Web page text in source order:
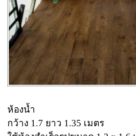
ห้องน้ำ
กว้าง 1.7 ยาว 1.35 เมตร